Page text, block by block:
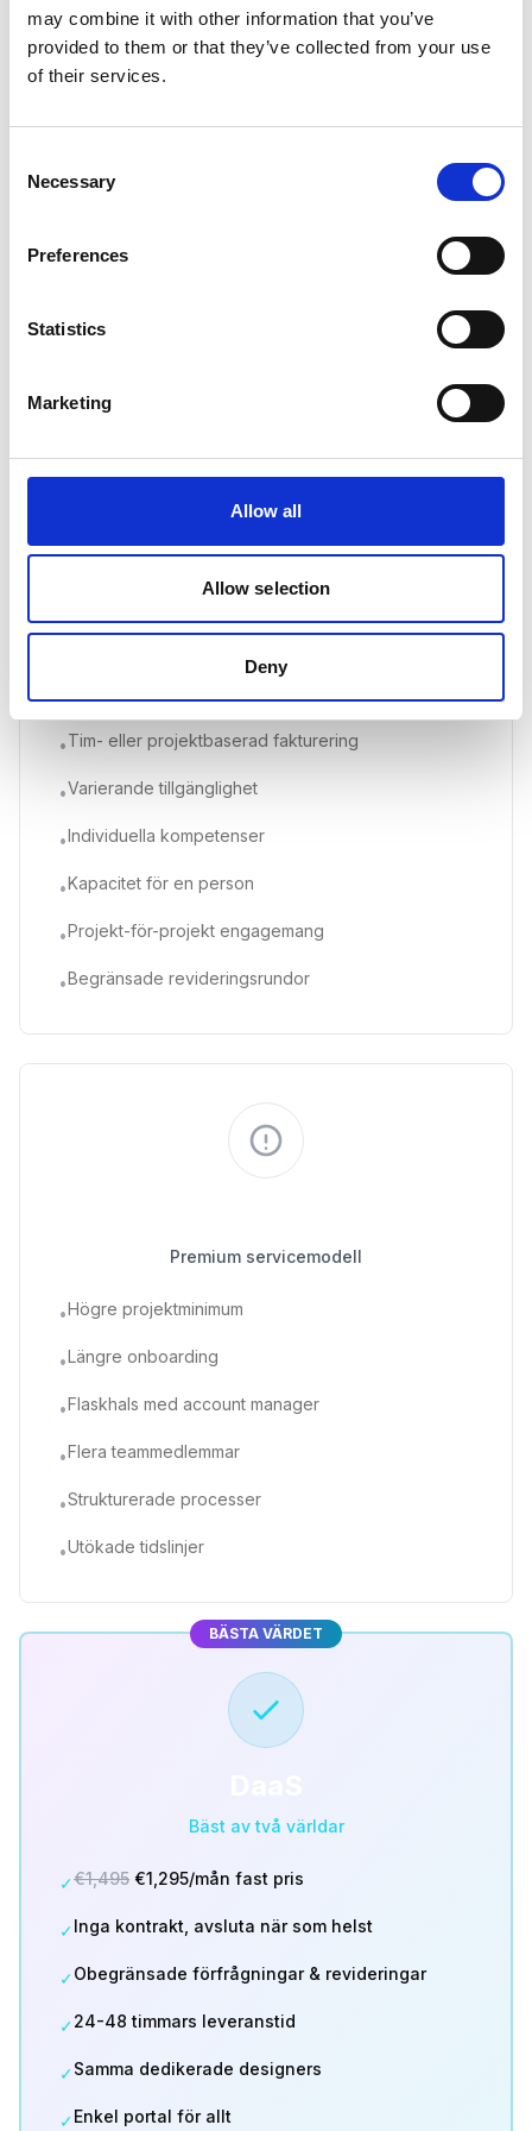
may combine it with other information that you’ve
provided to them or that they’ve collected from your use
of their services.
Selection
Necessary
Preferences
Statistics
Marketing
Allow all
Allow selection
Deny
professionella ut. Dina omslag säljer. Dina läsare är
imponerade.
Varför välja en DaaS-
prenumeration framför
frilansare eller byråer?
•Tim- eller projektbaserad fakturering
•Varierande tillgänglighet
•Individuella kompetenser
•Kapacitet för en person
•Projekt-för-projekt engagemang
•Begränsade revideringsrundor
Premium servicemodell
•Högre projektminimum
•Längre onboarding
•Flaskhals med account manager
•Flera teammedlemmar
•Strukturerade processer
•Utökade tidslinjer
BÄSTA VÄRDET
Bäst av två världar
✓€1,495 €1,295/mån fast pris
✓Inga kontrakt, avsluta när som helst
✓Obegränsade förfrågningar & revideringar
✓24-48 timmars leveranstid
✓Samma dedikerade designers
✓Enkel portal för allt